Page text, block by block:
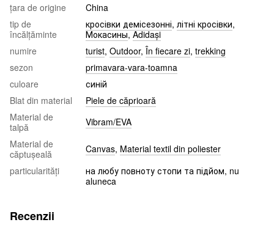
țara de origine
China
tip de
încălțăminte
кросівки демісезонні, літні кросівки,
Мокасины,Adidași
numire
turist, Outdoor, În fiecare zi, trekking
sezon
primavara-vara-toamna
culoare
синій
Blat din material
Piele de căprioară
Material de
talpă
Vibram/EVA
Material de
căptușeală
Canvas, Material textil din poliester
particularități
на любу повноту стопи та підйом, nu
aluneca
Recenzii